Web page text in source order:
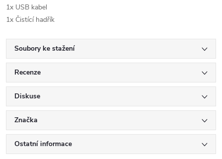
1x USB kabel
1x Čistící hadřík
Soubory ke stažení
Recenze
Diskuse
Značka
Ostatní informace